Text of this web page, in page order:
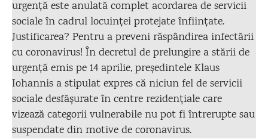
urgență este anulată complet acordarea de servicii
sociale în cadrul locuinței protejate înființate.
Justificarea? Pentru a preveni răspândirea infectării
cu coronavirus! În decretul de prelungire a stării de
urgență emis pe 14 aprilie, președintele Klaus
Iohannis a stipulat expres că niciun fel de servicii
sociale desfășurate în centre rezidențiale care
vizează categorii vulnerabile nu pot fi întrerupte sau
suspendate din motive de coronavirus.